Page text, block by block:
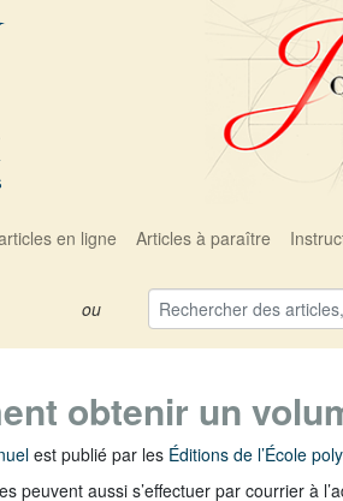
en ligne Articles à paraître
ou
obtenir un
est publié par les Éditions de l’École
peuvent aussi s’effectuer par courrier à